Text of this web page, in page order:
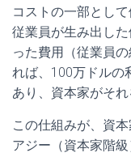
コストの一部とし
従業員が生み出し
った費用（従業員
れば、100万ドルの
あり、資本家がそ
この仕組みが、資
アジー（資本家階